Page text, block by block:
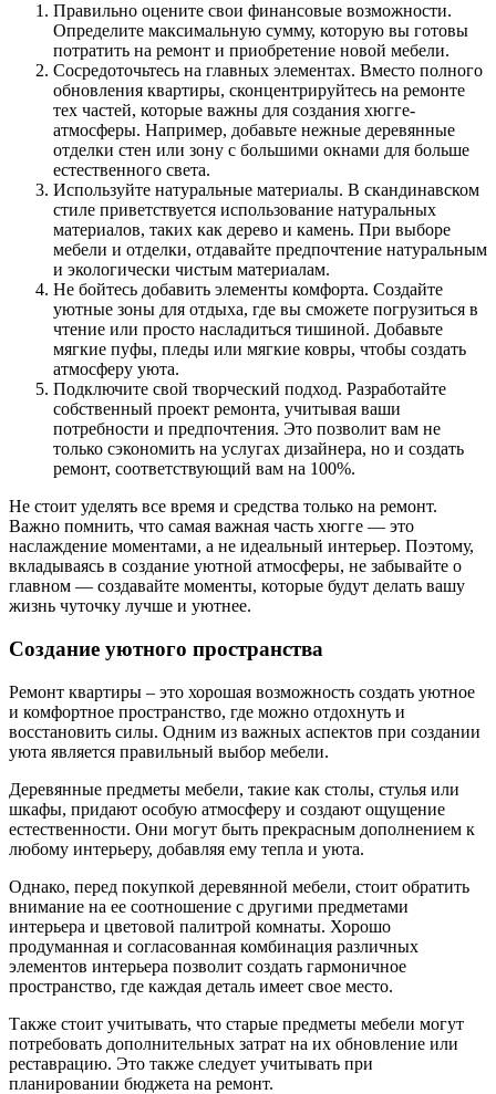
Правильно оцените свои финансовые возможности.
Определите максимальную сумму, которую вы готовы
потратить на ремонт и приобретение новой мебели.
Сосредоточьтесь на главных элементах. Вместо полного
обновления квартиры, сконцентрируйтесь на ремонте
тех частей, которые важны для создания хюгге-
атмосферы. Например, добавьте нежные деревянные
отделки стен или зону с большими окнами для больше
естественного света.
Используйте натуральные материалы. В скандинавском
стиле приветствуется использование натуральных
материалов, таких как дерево и камень. При выборе
мебели и отделки, отдавайте предпочтение натуральным
и экологически чистым материалам.
Не бойтесь добавить элементы комфорта. Создайте
уютные зоны для отдыха, где вы сможете погрузиться в
чтение или просто насладиться тишиной. Добавьте
мягкие пуфы, пледы или мягкие ковры, чтобы создать
атмосферу уюта.
Подключите свой творческий подход. Разработайте
собственный проект ремонта, учитывая ваши
потребности и предпочтения. Это позволит вам не
только сэкономить на услугах дизайнера, но и создать
ремонт, соответствующий вам на 100%.
Не стоит уделять все время и средства только на ремонт.
Важно помнить, что самая важная часть хюгге — это
наслаждение моментами, а не идеальный интерьер. Поэтому,
вкладываясь в создание уютной атмосферы, не забывайте о
главном — создавайте моменты, которые будут делать вашу
жизнь чуточку лучше и уютнее.
Создание уютного пространства
Ремонт квартиры – это хорошая возможность создать уютное
и комфортное пространство, где можно отдохнуть и
восстановить силы. Одним из важных аспектов при создании
уюта является правильный выбор мебели.
Деревянные предметы мебели, такие как столы, стулья или
шкафы, придают особую атмосферу и создают ощущение
естественности. Они могут быть прекрасным дополнением к
любому интерьеру, добавляя ему тепла и уюта.
Однако, перед покупкой деревянной мебели, стоит обратить
внимание на ее соотношение с другими предметами
интерьера и цветовой палитрой комнаты. Хорошо
продуманная и согласованная комбинация различных
элементов интерьера позволит создать гармоничное
пространство, где каждая деталь имеет свое место.
Также стоит учитывать, что старые предметы мебели могут
потребовать дополнительных затрат на их обновление или
реставрацию. Это также следует учитывать при
планировании бюджета на ремонт.